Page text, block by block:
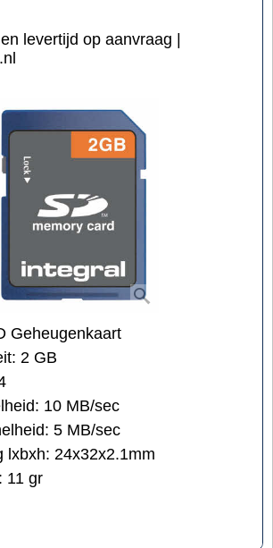
levertijd op aanvraag |
Geheugenkaart
2 GB
10 MB/sec
5 MB/sec
lxbxh: 24x32x2.1mm
11 gr